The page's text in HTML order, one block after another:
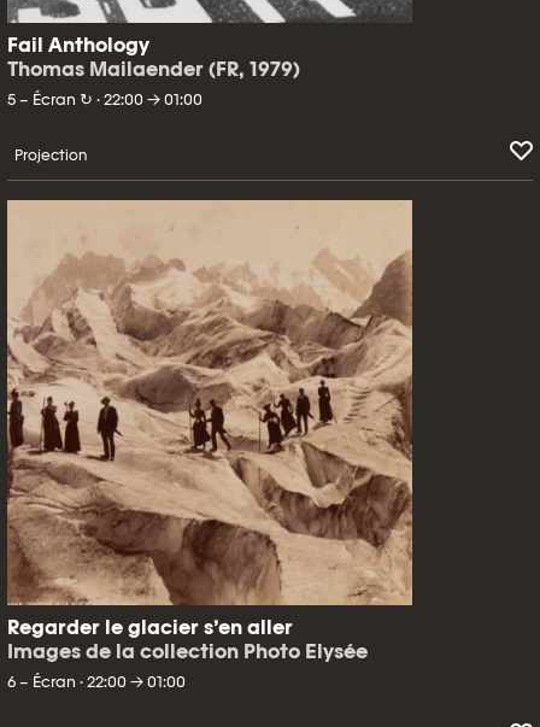
Fail Anthology
Thomas Mailaender (FR, 1979)
5 – Écran ↻ · 22:00 → 01:00
Projection
Regarder le glacier s’en aller
Images de la collection Photo Elysée
6 – Écran · 22:00 → 01:00